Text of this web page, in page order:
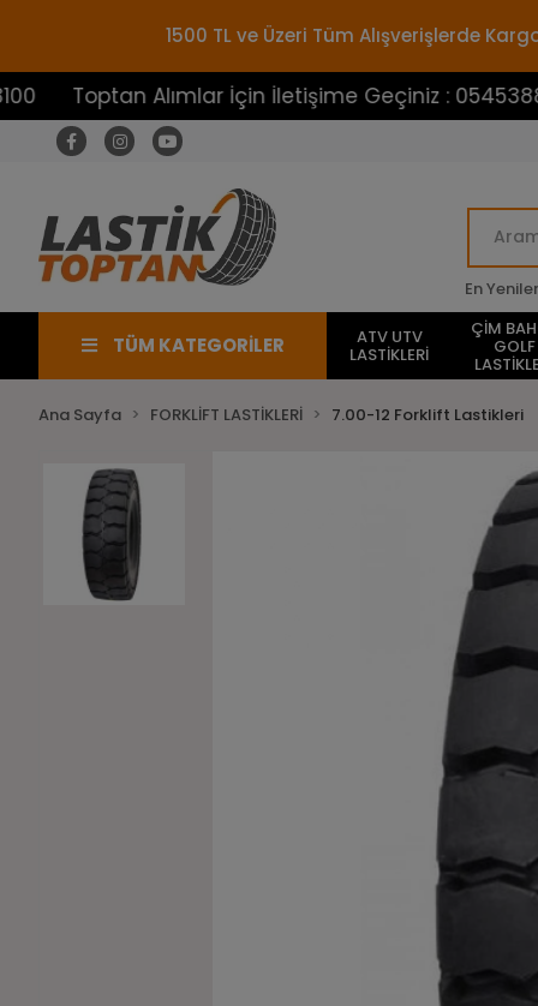
1500 TL ve Üzeri Tüm Alışverişlerde
Alımlar İçin İletişime Geçiniz : 05453883100
En Yeniler
TÜM KATEGORİLER ATV UTV
LASTİKLERİ
ÇİM
GOLF
Ana Sayfa FORKLİFT LASTİKLERİ 7.00-12 Forklift Lastikleri